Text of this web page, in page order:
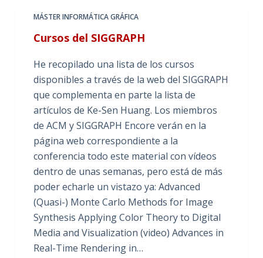
MÁSTER INFORMÁTICA GRÁFICA
Cursos del SIGGRAPH
He recopilado una lista de los cursos
disponibles a través de la web del SIGGRAPH
que complementa en parte la lista de
artículos de Ke-Sen Huang. Los miembros
de ACM y SIGGRAPH Encore verán en la
página web correspondiente a la
conferencia todo este material con vídeos
dentro de unas semanas, pero está de más
poder echarle un vistazo ya: Advanced
(Quasi-) Monte Carlo Methods for Image
Synthesis Applying Color Theory to Digital
Media and Visualization (video) Advances in
Real-Time Rendering in…